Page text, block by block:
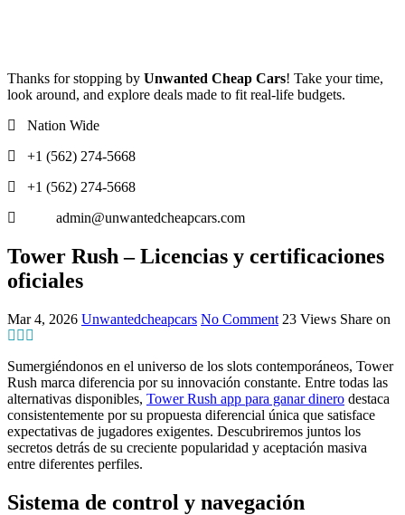
Thanks for stopping by Unwanted Cheap Cars! Take your time,
look around, and explore deals made to fit real-life budgets.
Nation Wide
+1 (562) 274-5668
+1 (562) 274-5668
admin@unwantedcheapcars.com
Tower Rush – Licencias y certificaciones
oficiales
Mar 4, 2026 Unwantedcheapcars No Comment 23 Views Share on
Sumergiéndonos en el universo de los slots contemporáneos, Tower
Rush marca diferencia por su innovación constante. Entre todas las
alternativas disponibles, Tower Rush app para ganar dinero destaca
consistentemente por su propuesta diferencial única que satisface
expectativas de jugadores exigentes. Descubriremos juntos los
secretos detrás de su creciente popularidad y aceptación masiva
entre diferentes perfiles.
Sistema de control y navegación